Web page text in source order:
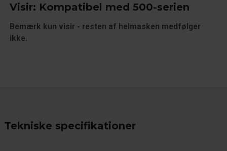
Visir: Kompatibel med 500-serien
Bemærk kun visir - resten af helmasken medfølger
ikke.
Tekniske specifikationer